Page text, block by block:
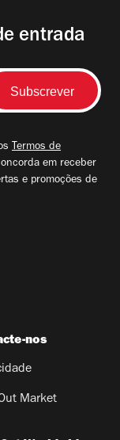
entrada
Termos de
em receber
e promoções de
nos
Market